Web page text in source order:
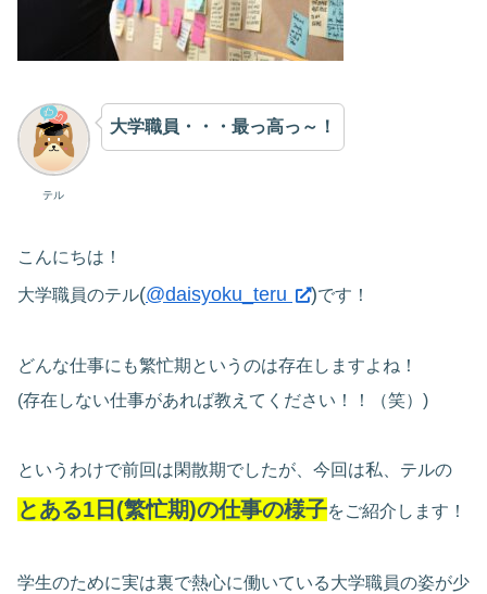
テル
大学職員・・・最っ高っ～！
こんにちは！
大学職員のテル(@daisyoku_teru )です！
どんな仕事にも繁忙期というのは存在しますよね！
(存在しない仕事があれば教えてください！！（笑）)
というわけで前回は閑散期でしたが、今回は私、テルの
とある1日(繁忙期)の仕事の様子をご紹介します！
学生のために実は裏で熱心に働いている大学職員の姿が少